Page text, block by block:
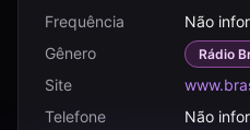
Frequência
Não
Gênero
Rádio
Site
Telefone
Não